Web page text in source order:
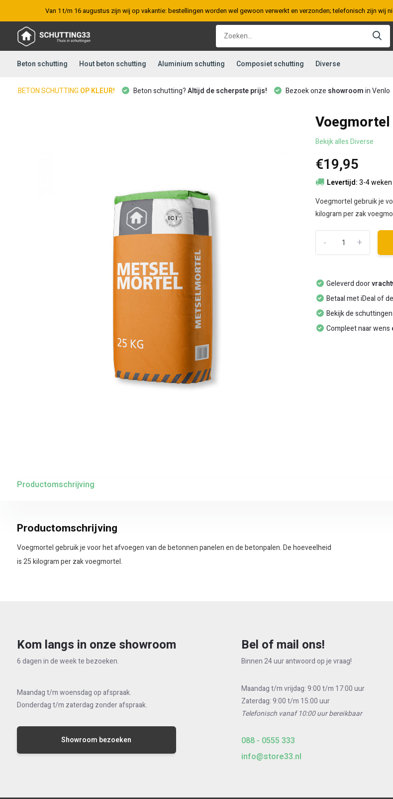
Van 1 t/m 16 augustus zijn wij op vakantie: bestellingen worden wel gewoon verwerkt en verzonden; telefonisch zijn wij
Beton schutting Hout beton schutting Aluminium schutting Composiet schutting Diverse
BETON SCHUTTING OP KLEUR! Beton schutting?Altijd de scherpste prijs! Bezoek onze showroomin Venlo
Bekijk alles Diverse
€19,95
Levertijd:3-4 weken
Voegmortel gebruik je
kilogram per zak
+
-
Geleverd door
Betaal met iDeal of
Bekijk de
Compleet naar wens
Productomschrijving
Productomschrijving
Voegmortel gebruik je voor het afvoegen van de betonnen panelen en de betonpalen. De hoeveelheid
is 25 kilogram per zak voegmortel.
Kom langs in onze showroom
6 dagen in de week te bezoeken.
Maandag t/m woensdag op afspraak.
Donderdag t/m zaterdag zonder afspraak.
Showroom bezoeken
Bel of mail ons!
Binnen 24 uur antwoord op je vraag!
Maandag t/m vrijdag: 9:00 t/m 17:00 uur
Zaterdag: 9:00 t/m 15:00 uur
Telefonisch vanaf 10:00 uur bereikbaar
088 - 0555 333
info@store33.nl